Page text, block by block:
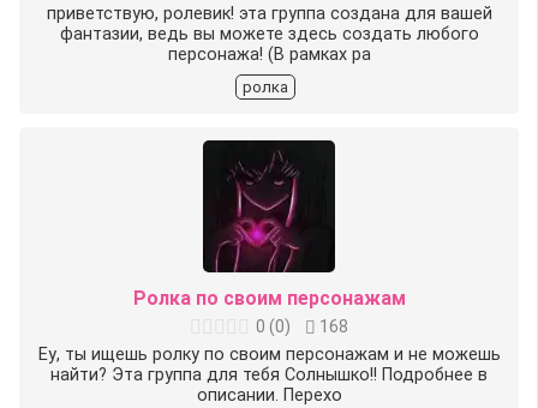
приветствую, ролевик! эта группа создана для вашей
фантазии, ведь вы можете здесь создать любого
персонажа! (В рамках ра
ролка
Ролка по своим персонажам
0 (0)
168
Еу, ты ищешь ролку по своим персонажам и не можешь
найти? Эта группа для тебя Солнышко!! Подробнее в
описании. Перехо